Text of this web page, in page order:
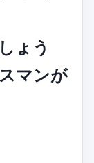
ょう
マンが